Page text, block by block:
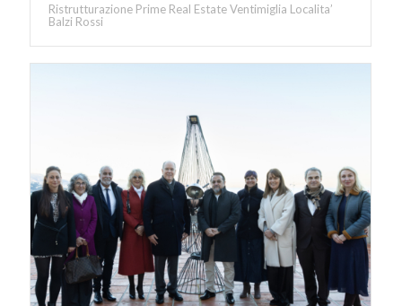
Ristrutturazione Prime Real Estate Ventimiglia Localita’
Balzi Rossi